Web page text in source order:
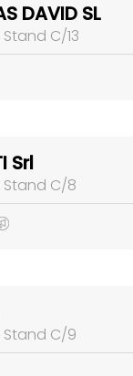
DAVID SL
Stand C/13
Srl
Stand C/8
Stand C/9